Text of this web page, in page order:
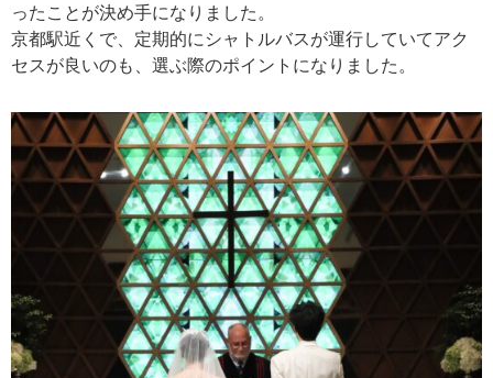
ったことが決め手になりました。
京都駅近くで、定期的にシャトルバスが運行していてアク
セスが良いのも、選ぶ際のポイントになりました。